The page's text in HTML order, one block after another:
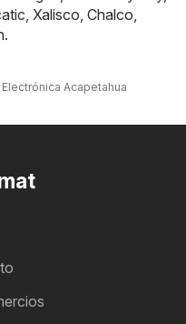
Xalisco Chalco
.
Electrónica Acapetahua